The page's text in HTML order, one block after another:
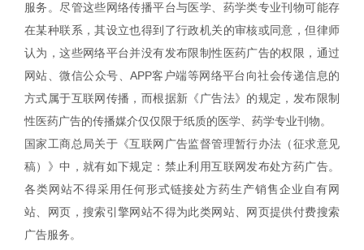
服务。尽管这些网络传播平台与医学、药学类专业刊物可能存
在某种联系，其设立也得到了行政机关的审核或同意，但律师
认为，这些网络平台并没有发布限制性医药广告的权限，通过
网站、微信公众号、APP客户端等网络平台向社会传递信息的
方式属于互联网传播，而根据新《广告法》的规定，发布限制
性医药广告的传播媒介仅仅限于纸质的医学、药学专业刊物。
国家工商总局关于《互联网广告监督管理暂行办法（征求意见
稿）》中，就有如下规定：禁止利用互联网发布处方药广告。
各类网站不得采用任何形式链接处方药生产销售企业自有网
站、网页，搜索引擎网站不得为此类网站、网页提供付费搜索
广告服务。